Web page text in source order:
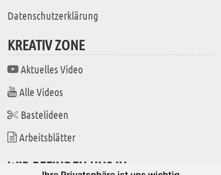
Datenschutzerklärung
KREATIV ZONE
Aktuelles Video
Alle Videos
Bastelideen
Arbeitsblätter
WIR BEFINDEN UNS IN